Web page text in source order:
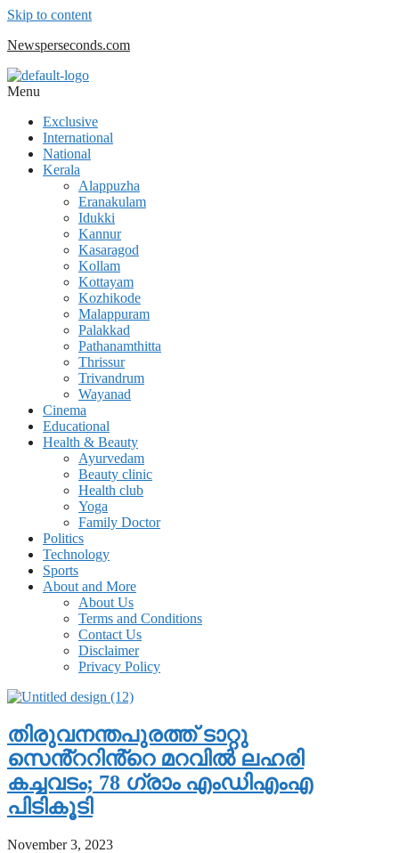
Skip to content
Newsperseconds.com
Menu
Exclusive
International
National
Kerala
Alappuzha
Eranakulam
Idukki
Kannur
Kasaragod
Kollam
Kottayam
Kozhikode
Malappuram
Palakkad
Pathanamthitta
Thrissur
Trivandrum
Wayanad
Cinema
Educational
Health & Beauty
Ayurvedam
Beauty clinic
Health club
Yoga
Family Doctor
Politics
Technology
Sports
About and More
About Us
Terms and Conditions
Contact Us
Disclaimer
Privacy Policy
തിരുവനന്തപുരത്ത് ടാറ്റു
സെൻ്ററിൻ്റെ മറവിൽ ലഹരി
കച്ചവടം; 78 ഗ്രാം എംഡിഎംഎ
പിടികൂടി
November 3, 2023